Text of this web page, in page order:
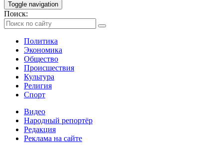
Toggle navigation
Поиск:
Политика
Экономика
Общество
Происшествия
Культура
Религия
Спорт
Видео
Народный репортёр
Редакция
Реклама на сайте